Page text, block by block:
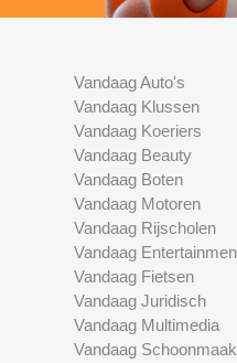
Vandaag Auto's
Vandaag Klussen
Vandaag Koeriers
Vandaag Beauty
Vandaag Boten
Vandaag Motoren
Vandaag Rijscholen
Vandaag
Vandaag Fietsen
Vandaag Juridisch
Vandaag Multimedia
Vandaag Schoonmaak